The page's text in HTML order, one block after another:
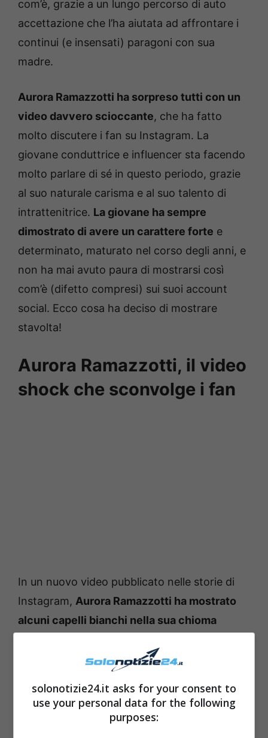
com’è, grazie a un lungo percorso di auto
accettazione che l’ha aiutata ad affrontare i
continui (e insensati) paragoni con sua
madre.
Aurora Ramazzotti ha sorpreso tutti con un
video davvero scioccante, che ha fatto
molto discutere i fan su Instagram. La
giovane conduttrice e influencer sta facendo
molto parlare di sé in questo periodo, grazie
al suo naturale carisma e al suo talento di
intrattenitrice. La giovane ha sempre
dimostrato di avere un carattere forte e
determinato, maturato nel corso degli anni, e
non ha mai avuto paura di mostrarsi così
com’è (difetto compresi) sui suoi account
social. Ecco cosa ha deciso di mostrare
stavolta!
Aurora Ramazzotti, il video
shock che sconvolge i fan
In un nuovo video pubblicato nelle storie di
Instagram, Aurora Ramazzotti ha mostrato
alcuni capelli bianchi nella sua chioma
solonotizie24.it asks for your consent to
use your personal data for the following
purposes: